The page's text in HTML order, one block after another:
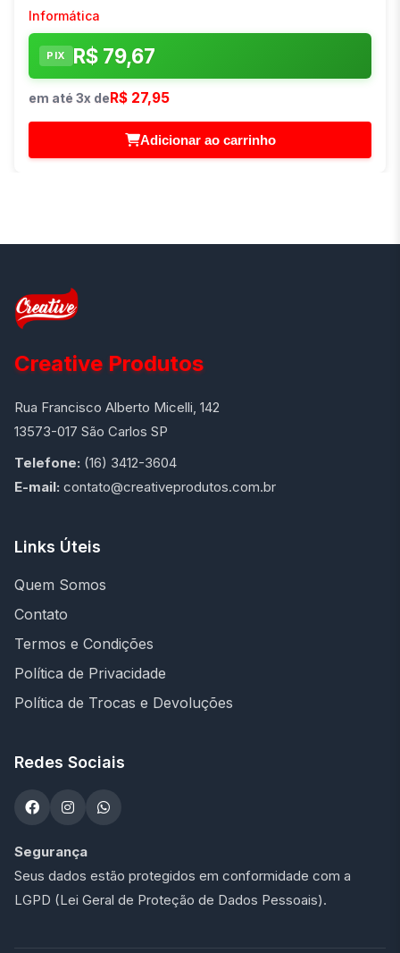
Informática
PIX R$ 79,67
em até 3x deR$ 27,95
Adicionar ao carrinho
Creative Produtos
Rua Francisco Alberto Micelli, 142
13573-017 São Carlos SP
Telefone: (16) 3412-3604
E-mail: contato@creativeprodutos.com.br
Links Úteis
Quem Somos
Contato
Termos e Condições
Política de Privacidade
Política de Trocas e Devoluções
Redes Sociais
Segurança
Seus dados estão protegidos em conformidade com a
LGPD (Lei Geral de Proteção de Dados Pessoais).